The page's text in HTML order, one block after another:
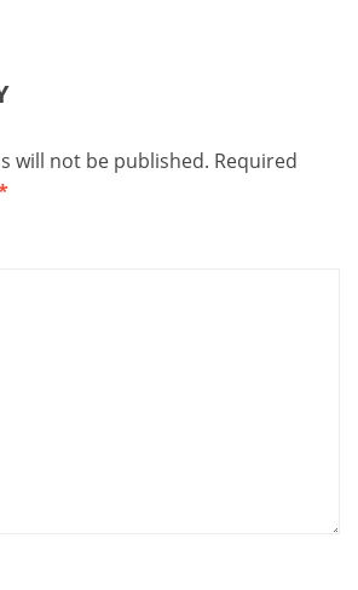
will not be published. Required